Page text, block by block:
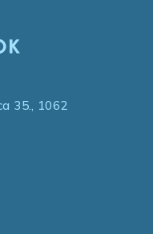
35., 1062